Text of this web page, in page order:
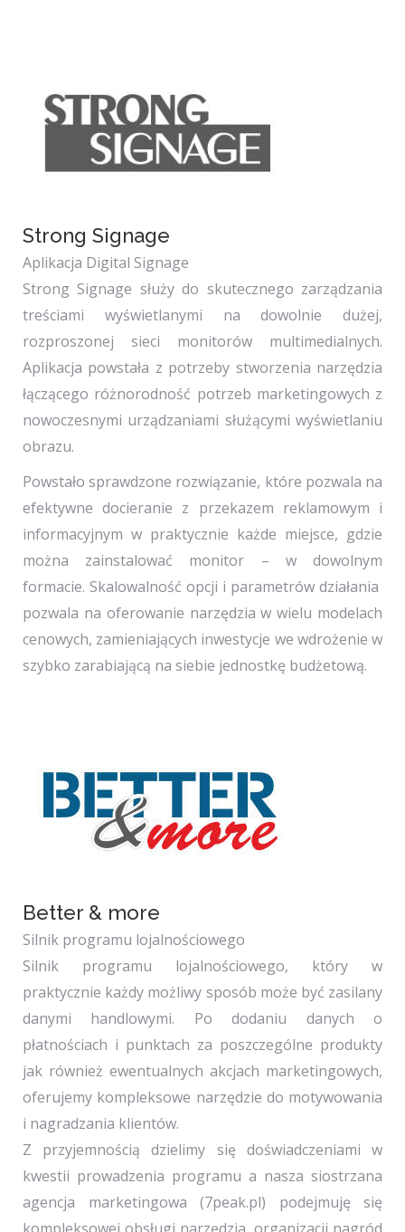
Strong Signage
Aplikacja Digital Signage
Strong Signage służy do skutecznego zarządzania
treściami wyświetlanymi na dowolnie dużej,
rozproszonej sieci monitorów multimedialnych.
Aplikacja powstała z potrzeby stworzenia narzędzia
łączącego różnorodność potrzeb marketingowych z
nowoczesnymi urządzaniami służącymi wyświetlaniu
obrazu.
Powstało sprawdzone rozwiązanie, które pozwala na
efektywne docieranie z przekazem reklamowym i
informacyjnym w praktycznie każde miejsce, gdzie
można zainstalować monitor – w dowolnym
formacie. Skalowalność opcji i parametrów działania
pozwala na oferowanie narzędzia w wielu modelach
cenowych, zamieniających inwestycje we wdrożenie w
szybko zarabiającą na siebie jednostkę budżetową.
Better & more
Silnik programu lojalnościowego
Silnik programu lojalnościowego, który w
praktycznie każdy możliwy sposób może być zasilany
danymi handlowymi. Po dodaniu danych o
płatnościach i punktach za poszczególne produkty
jak również ewentualnych akcjach marketingowych,
oferujemy kompleksowe narzędzie do motywowania
i nagradzania klientów.
Z przyjemnością dzielimy się doświadczeniami w
kwestii prowadzenia programu a nasza siostrzana
agencja marketingowa (7peak.pl) podejmuję się